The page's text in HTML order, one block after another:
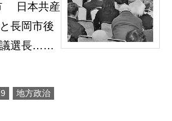
日本共産
長岡市後
議選長……
地方政治